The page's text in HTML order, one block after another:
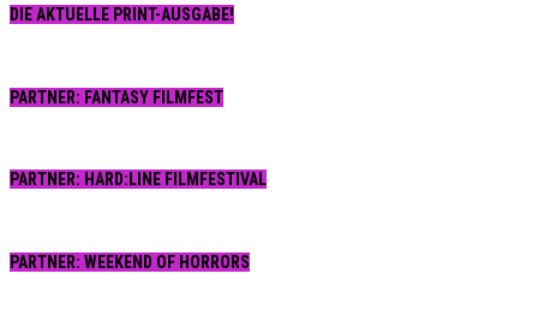
DIE AKTUELLE PRINT-AUSGABE!
PARTNER: FANTASY FILMFEST
PARTNER: HARD:LINE FILMFESTIVAL
PARTNER: WEEKEND OF HORRORS